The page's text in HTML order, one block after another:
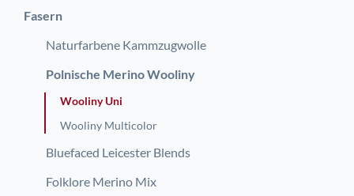
Fasern
Naturfarbene Kammzugwolle
Polnische Merino Wooliny
Wooliny Uni
Wooliny Multicolor
Bluefaced Leicester Blends
Folklore Merino Mix